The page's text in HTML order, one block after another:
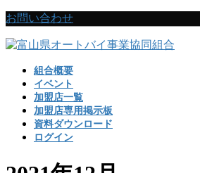
コ
テ
ナ
ゲ
お問い合わせ
組合概要
イベント
加盟店一覧
加盟店専用掲示板
資料ダウンロード
ログイン